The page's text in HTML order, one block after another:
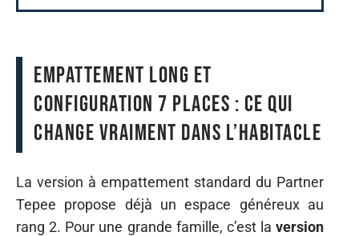
Empattement long et
configuration 7 places : ce qui
change vraiment dans l’habitacle
La version à empattement standard du Partner
Tepee propose déjà un espace généreux au
rang 2. Pour une grande famille, c’est la version